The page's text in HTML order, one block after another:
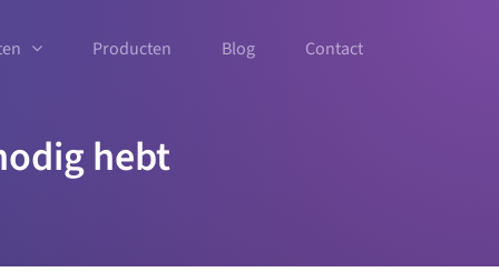
Producten Blog Contact
hebt